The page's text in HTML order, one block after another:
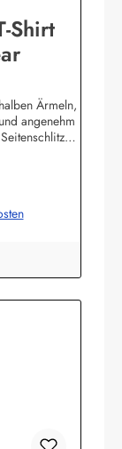
Shirt
Ärmeln,
angenehm